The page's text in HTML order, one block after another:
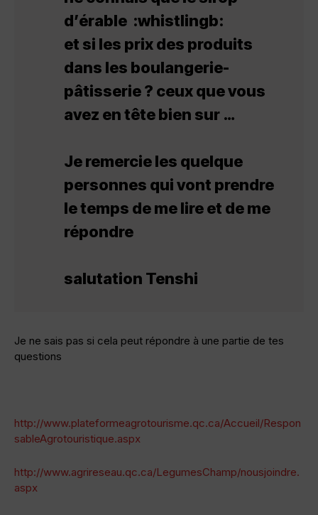
d’érable :whistlingb:
et si les prix des produits
dans les boulangerie-
pâtisserie ? ceux que vous
avez en tête bien sur …
Je remercie les quelque
personnes qui vont prendre
le temps de me lire et de me
répondre
salutation Tenshi
Je ne sais pas si cela peut répondre à une partie de tes
questions
http://www.plateformeagrotourisme.qc.ca/Accueil/Respon
sableAgrotouristique.aspx
http://www.agrireseau.qc.ca/LegumesChamp/nousjoindre.
aspx